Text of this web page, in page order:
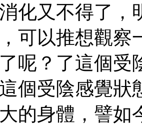
化又不得了，
可以推想觀察
呢？了這個受
個受陰感覺狀
的身體，譬如